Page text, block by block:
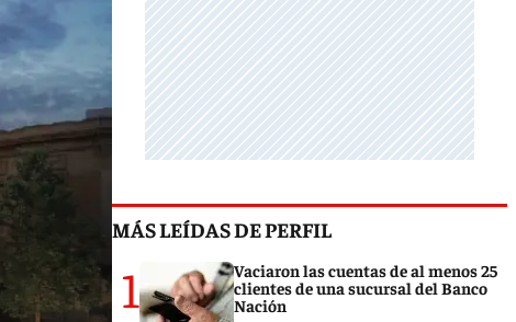
MÁS LEÍDAS DE PERFIL
1
Vaciaron las cuentas de al menos 25
clientes de una sucursal del Banco
Nación